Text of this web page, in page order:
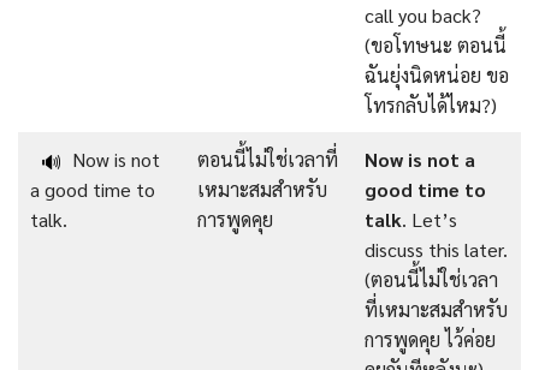
call you back?
(ขอโทษนะ ตอนนี้
ฉันยุ่งนิดหน่อย ขอ
โทรกลับได้ไหม?)
🔊 Now is not
a good time to
talk.
ตอนนี้ไม่ใช่เวลาที่
เหมาะสมสำหรับ
การพูดคุย
Now is not a
good time to
talk. Let’s
discuss this later.
(ตอนนี้ไม่ใช่เวลา
ที่เหมาะสมสำหรับ
การพูดคุย ไว้ค่อย